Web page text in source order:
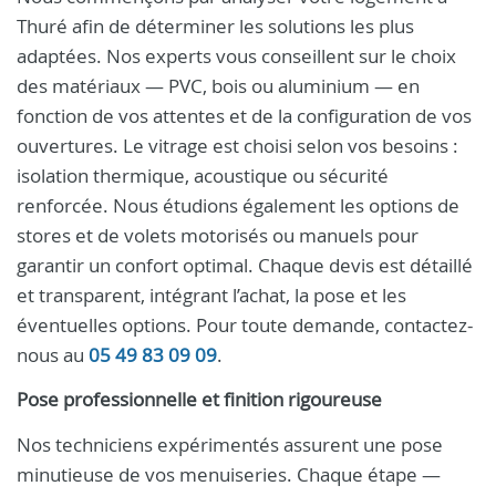
Thuré afin de déterminer les solutions les plus
adaptées. Nos experts vous conseillent sur le choix
des matériaux — PVC, bois ou aluminium — en
fonction de vos attentes et de la configuration de vos
ouvertures. Le vitrage est choisi selon vos besoins :
isolation thermique, acoustique ou sécurité
renforcée. Nous étudions également les options de
stores et de volets motorisés ou manuels pour
garantir un confort optimal. Chaque devis est détaillé
et transparent, intégrant l’achat, la pose et les
éventuelles options. Pour toute demande, contactez-
nous au 05 49 83 09 09.
Pose professionnelle et finition rigoureuse
Nos techniciens expérimentés assurent une pose
minutieuse de vos menuiseries. Chaque étape —